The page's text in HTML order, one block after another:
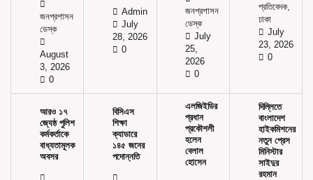
জনপ্রশাসন
ডেস্ক
August
3, 2026
0
Admin
July
28, 2026
0
জনপ্রশাসন
ডেস্ক
July
25,
2026
0
প্রতিবেদক,
ঢাকা
July
23, 2026
0
আরও ১৭
জ্যেষ্ঠ পুলিশ
কর্মকর্তাকে
বাধ্যতামূলক
অবসর
বিসিএস
শিক্ষা
ক্যাডারে
১৪৫ জনের
পদোন্নতি
এলজিইডির
প্রধান
প্রকৌশলী
হলেন
বেলাল
হোসেন
দিল্লিতে
বাংলাদেশ
হাইকমিশনের
নতুন প্রেস
মিনিস্টার
সাইদুর
রহমান